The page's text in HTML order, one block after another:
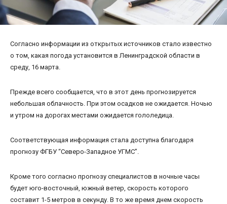
Согласно информации из открытых источников стало известно
о том, какая погода установится в Ленинградской области в
среду, 16 марта.
Прежде всего сообщается, что в этот день прогнозируется
небольшая облачность. При этом осадков не ожидается. Ночью
и утром на дорогах местами ожидается гололедица.
Соответствующая информация стала доступна благодаря
прогнозу ФГБУ “Северо-Западное УГМС”.
Кроме того согласно прогнозу специалистов в ночные часы
будет юго-восточный, южный ветер, скорость которого
составит 1-5 метров в секунду. В то же время днем скорость